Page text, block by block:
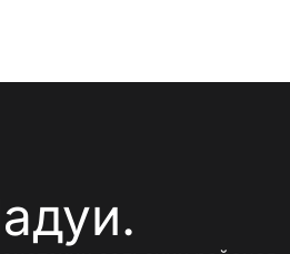
конфиденциальности
рассылку компанией
ссылками на товары или